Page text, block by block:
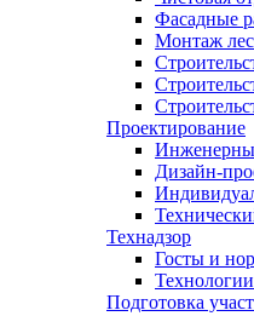
Фасадные
Монтаж
Проектирование
Дизайн-
Технадзор
Госты и
Подготовка